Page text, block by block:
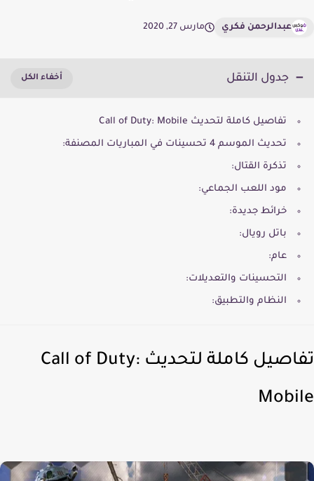
عبدالرحمن فكري مارس 27, 2020
جدول التنقل
تفاصيل كاملة لتحديث Call of Duty: Mobile
تحديث الموسم 4 تحسينات في المباريات المصنفة:
تذكرة القتال:
مود اللعب الجماعي:
خرائط جديدة:
باتل رويال:
عام:
التحسينات والتعديلات:
النظام والتطبيق:
تفاصيل كاملة لتحديث Call of Duty: